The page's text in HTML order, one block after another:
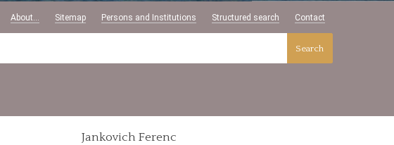
About... Sitemap Persons and Institutions Structured search Contact
Search
Jankovich Ferenc